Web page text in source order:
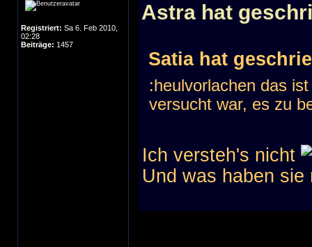
Registriert: Sa 6. Feb 2010,
02:28
Beiträge: 1457
Astra hat
Satia hat
:heulvorlachen das
versucht war, es zu
Ich versteh's nicht
Und was haben